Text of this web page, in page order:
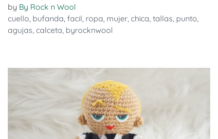
by By Rock n Wool
cuello, bufanda, facil, ropa, mujer, chica, tallas, punto,
agujas, calceta, byrocknwool